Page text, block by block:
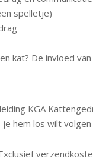
spelletje)
kat? De invloed
KGA
hem los wilt volgen